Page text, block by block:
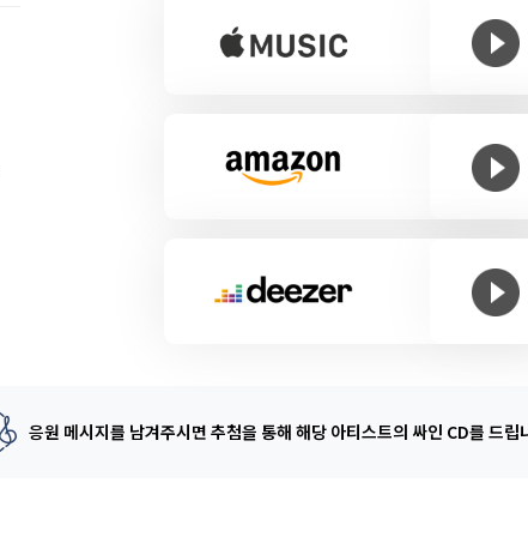
응원 메시지를 남겨주시면 추첨을 통해 해당 아티스트의 싸인 CD를 드립